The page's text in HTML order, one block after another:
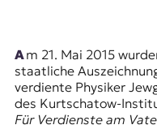
K
O
Am 21. Mai 2015 wurden im Katharinensaal des Kreml
staatliche
verdiente Physiker
des Kurtschatow-
Für Verdienste am